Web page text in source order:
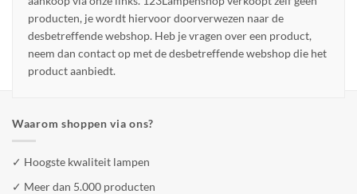
producten, je wordt hiervoor doorverwezen naar de
desbetreffende webshop. Heb je vragen over een product,
neem dan contact op met de desbetreffende webshop die het
product aanbiedt.
Waarom shoppen via ons?
✓ Hoogste kwaliteit lampen
✓ Meer dan 5.000 producten